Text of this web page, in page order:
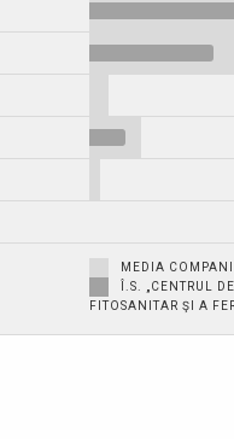
MEDIA
Î.S. „CENTRUL
FITOSANITAR ŞI A